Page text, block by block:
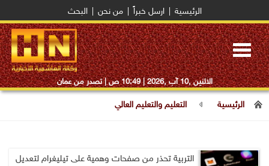
الرئيسية ارسل خبراً من نحن البحث
Toggle
navigation
الاثنين ,10 آب ,2026 | 10:49 ص | تصدر من عمان
الرئيسية التعليم والتعليم العالي
التربية تحذر من صفحات وهمية على تيليغرام لتعديل